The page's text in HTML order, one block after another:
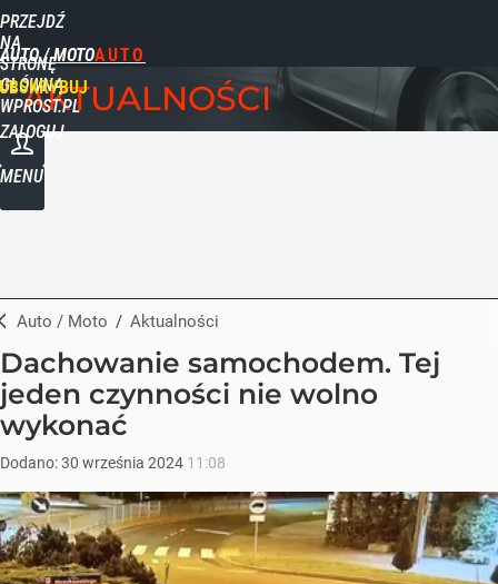
PRZEJDŹ
NA
STRONĘ
GŁÓWNĄ
WPROST.PL
AUTO / MOTO
ZALOGUJ
MENU
AKTUALNOŚCI
Auto / Moto / Aktualności
Dachowanie samochodem. Tej
jeden czynności nie wolno
wykonać
Dodano:30 września 2024 11:08